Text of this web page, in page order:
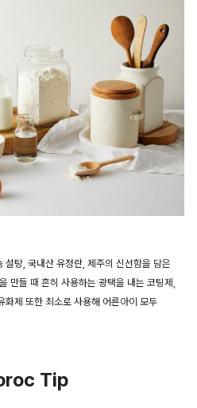
설탕, 국내산 유정란, 제주의 신선함을 담은
만들 때 흔히 사용하는 광택을 내는 코팅제,
화제 또한 최소로 사용해 어른아이 모두
Tip